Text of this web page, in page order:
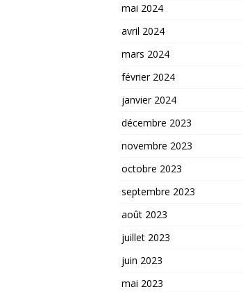
mai 2024
avril 2024
mars 2024
février 2024
janvier 2024
décembre 2023
novembre 2023
octobre 2023
septembre 2023
août 2023
juillet 2023
juin 2023
mai 2023